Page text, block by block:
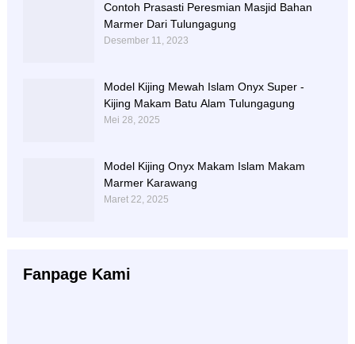
Contoh Prasasti Peresmian Masjid Bahan
Marmer Dari Tulungagung
Desember 11, 2023
Model Kijing Mewah Islam Onyx Super -
Kijing Makam Batu Alam Tulungagung
Mei 28, 2025
Model Kijing Onyx Makam Islam Makam
Marmer Karawang
Maret 22, 2025
Fanpage Kami